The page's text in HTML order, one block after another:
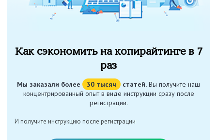
Как сэкономить на копирайтинге в 7
раз
Мы заказали более 30 тысяч статей. Вы получите наш
концентрированный опыт в виде инструкции сразу после
регистрации.
И получите инструкцию после регистрации